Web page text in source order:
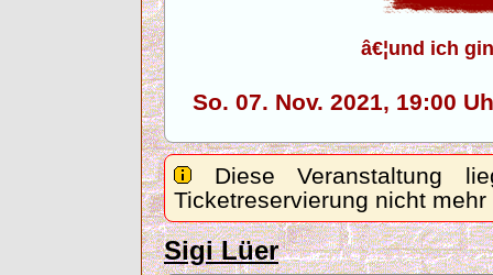
â€¦und ich
So. 07. Nov. 2021,
Diese Veranstaltung
Ticketreservierung nicht
Sigi Lüer